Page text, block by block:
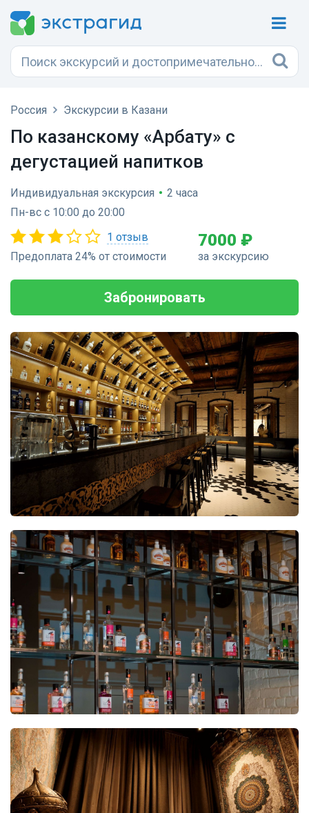
Россия Экскурсии в Казани
По казанскому «Арбату» с
дегустацией напитков
Индивидуальная экскурсия • 2 часа
Пн-вс с 10:00 до 20:00
1 отзыв
Предоплата 24% от стоимости
7000 ₽
за экскурсию
Забронировать